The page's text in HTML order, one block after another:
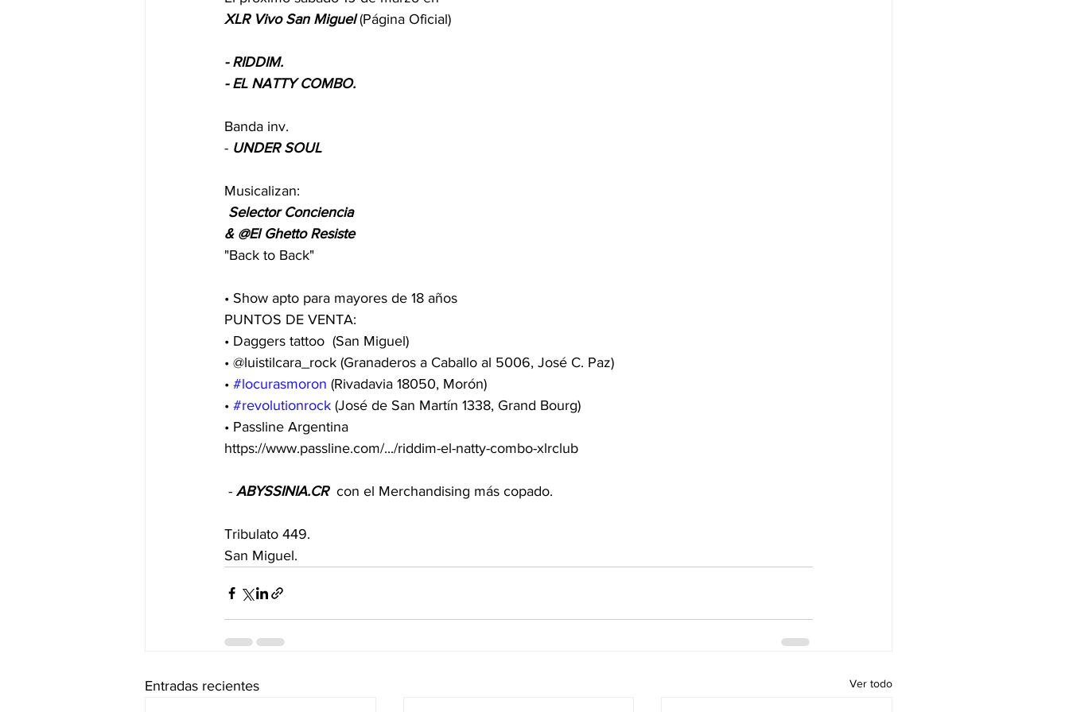
XLR Vivo San Miguel (Página Oficial)
- RIDDIM.
- EL NATTY COMBO.
Banda inv.
- UNDER SOUL
Musicalizan:
Selector Conciencia
& @El Ghetto Resiste
"Back to Back"
• Show apto para mayores de 18 años
PUNTOS DE VENTA:
• Daggers tattoo  (San Miguel)
• @luistilcara_rock (Granaderos a Caballo al 5006, José C. Paz)
• #locurasmoron (Rivadavia 18050, Morón)
• #revolutionrock (José de San Martín 1338, Grand Bourg)
• Passline Argentina
https://www.passline.com/.../riddim-el-natty-combo-xlrclub
- ABYSSINIA.CR
  con el Merchandising más copado.
Tribulato 449.
San Miguel.
Entradas recientes Ver todo